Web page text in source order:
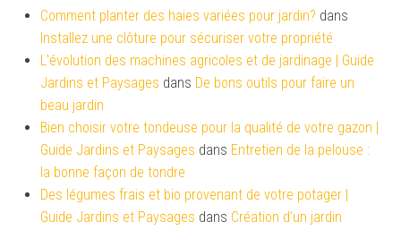
Comment planter des haies variées pour jardin? dans
Installez une clôture pour sécuriser votre propriété
L'évolution des machines agricoles et de jardinage | Guide
Jardins et Paysages dans De bons outils pour faire un
beau jardin
Bien choisir votre tondeuse pour la qualité de votre gazon |
Guide Jardins et Paysages dans Entretien de la pelouse :
la bonne façon de tondre
Des légumes frais et bio provenant de votre potager |
Guide Jardins et Paysages dans Création d’un jardin